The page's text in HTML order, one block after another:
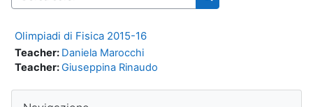
Cerca corsi
Olimpiadi di Fisica 2015-16
Teacher: Daniela Marocchi
Teacher:Giuseppina Rinaudo